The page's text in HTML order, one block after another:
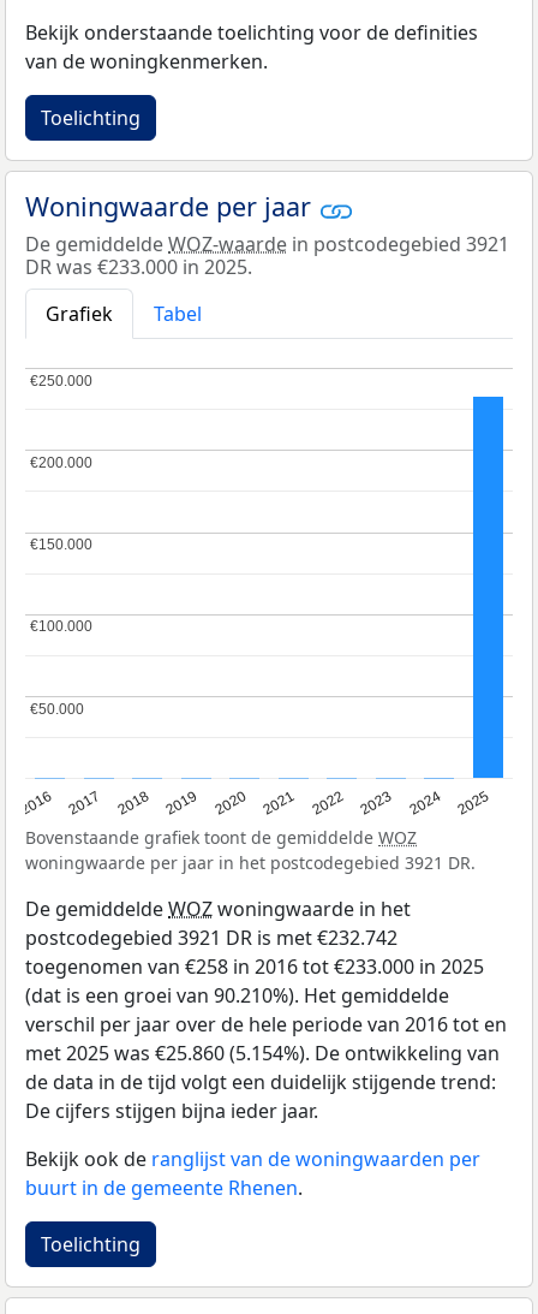
Bekijk onderstaande toelichting voor de definities
van de woningkenmerken.
Toelichting
Woningwaarde per jaar
De gemiddeldeWOZ-waarde in postcodegebied 3921
DR was €233.000 in 2025.
Grafiek
Tabel
2016 2017 2018 2019 2020 2021 2022 2023 2024 2025
€50.000
€50.000
€100.000
€100.000
€150.000
€150.000
€200.000
€200.000
€250.000
€250.000
Bovenstaande grafiek toont de gemiddelde WOZ
woningwaarde per jaar in het postcodegebied 3921 DR.
De gemiddeldeWOZwoningwaarde in het
postcodegebied 3921 DR is met €232.742
toegenomen van €258 in 2016 tot €233.000 in 2025
(dat is een groei van 90.210%). Het gemiddelde
verschil per jaar over de hele periode van 2016 tot en
met 2025 was €25.860 (5.154%). De ontwikkeling van
de data in de tijd volgt een duidelijk stijgende trend:
De cijfers stijgen bijna ieder jaar.
Bekijk ook de ranglijst van de woningwaarden per
buurt in de gemeente Rhenen.
Toelichting